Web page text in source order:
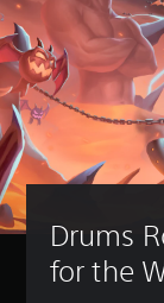
Drums
for the